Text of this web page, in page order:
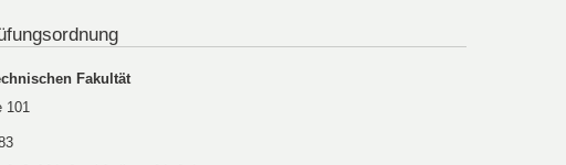
Fakultät
101